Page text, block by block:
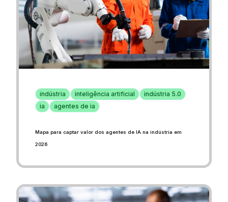
indústria inteligência artificial
indústria 5.0
ia
agentes de ia
Mapa para captar valor dos agentes de IA na indústria em
2026